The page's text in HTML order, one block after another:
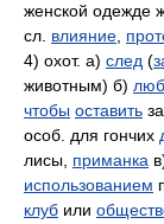
женской одежде
сл. влияние
4) охот. а) след (
животным) б)
чтобы оставить
особ. для гончих
лисы, приманка
использованием
клуб или